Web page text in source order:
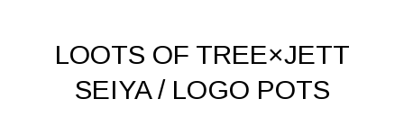
LOOTS OF TREE×JETT
SEIYA / LOGO POTS